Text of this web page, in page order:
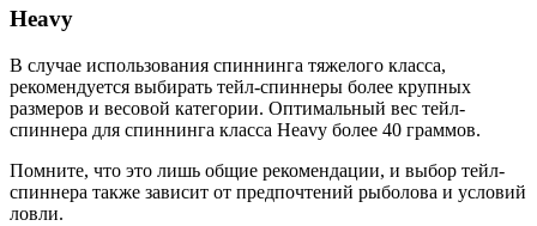
Heavy
В случае использования спиннинга тяжелого класса,
рекомендуется выбирать тейл-спиннеры более крупных
размеров и весовой категории. Оптимальный вес тейл-
спиннера для спиннинга класса Heavy более 40 граммов.
Помните, что это лишь общие рекомендации, и выбор тейл-
спиннера также зависит от предпочтений рыболова и условий
ловли.